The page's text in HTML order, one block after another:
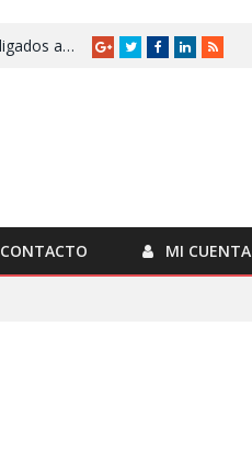
Congreso de Veracruz retira el fuero a dos alcaldes de MC ligados a desaparición y asesinato
GoogleTwitterFacebookLinkedIn
RSS
CONTACTO MI CUENTA